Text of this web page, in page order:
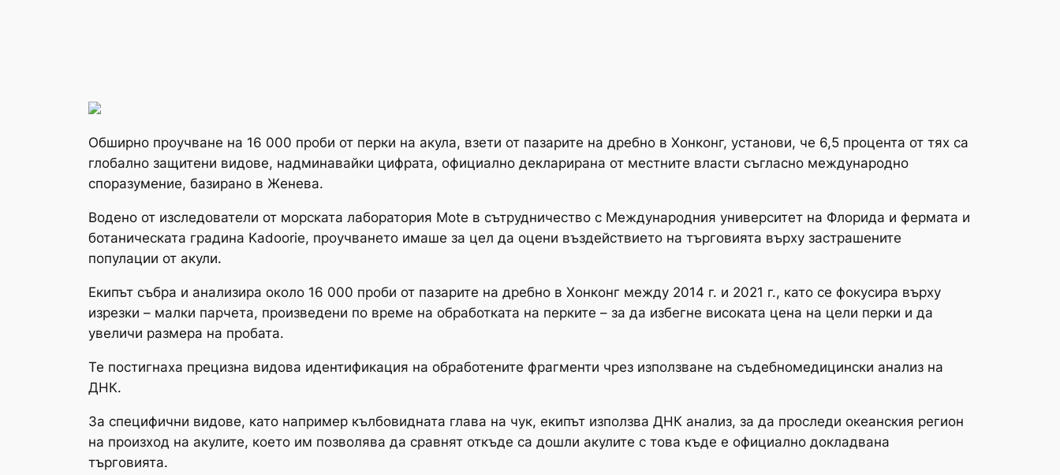
Обширно проучване на 16 000 проби от перки на акула, взети от пазарите на дребно в Хонконг, установи, че 6,5 процента от тях са
глобално защитени видове, надминавайки цифрата, официално декларирана от местните власти съгласно международно
споразумение, базирано в Женева.
Водено от изследователи от морската лаборатория Mote в сътрудничество с Международния университет на Флорида и фермата и
ботаническата градина Kadoorie, проучването имаше за цел да оцени въздействието на търговията върху застрашените
популации от акули.
Екипът събра и анализира около 16 000 проби от пазарите на дребно в Хонконг между 2014 г. и 2021 г., като се фокусира върху
изрезки – малки парчета, произведени по време на обработката на перките – за да избегне високата цена на цели перки и да
увеличи размера на пробата.
Те постигнаха прецизна видова идентификация на обработените фрагменти чрез използване на съдебномедицински анализ на
ДНК.
За специфични видове, като например кълбовидната глава на чук, екипът използва ДНК анализ, за ​​да проследи океанския регион
на произход на акулите, което им позволява да сравнят откъде са дошли акулите с това къде е официално докладвана
търговията.